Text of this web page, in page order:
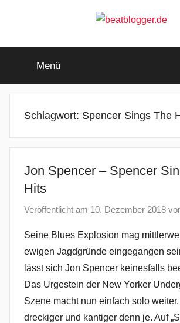
beatblogger.de
beat
goes
Menü
Schlagwort: Spencer Sings The
Jon Spencer – Spencer
Hits
Veröffentlicht am 10. Dezember 2018
Seine Blues Explosion mag
ewigen Jagdgründe eingegangen
lässt sich Jon Spencer keinesfalls
Das Urgestein der New Yorker
Szene macht nun einfach solo
dreckiger und kantiger denn je. Auf